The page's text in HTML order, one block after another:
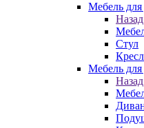
Мебель для
Назад
Стул
Мебель для
Назад